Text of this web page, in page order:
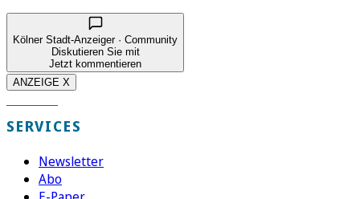
Kölner Stadt-Anzeiger · Community
Diskutieren Sie mit
Jetzt kommentieren
ANZEIGE X
SERVICES
Newsletter
Abo